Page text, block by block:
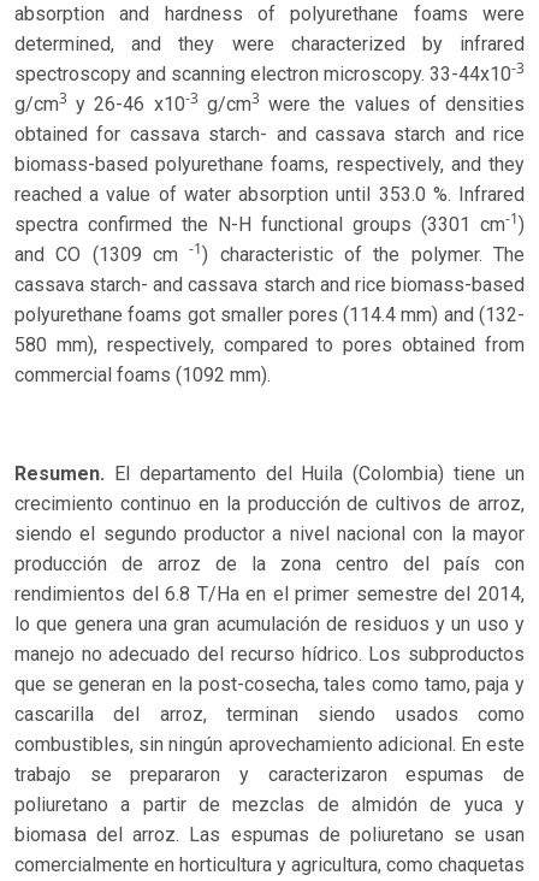
absorption and hardness of polyurethane foams were
determined, and they were characterized by infrared
spectroscopy and scanning electron microscopy. 33-44x10-3
g/cm3 y 26-46 x10-3g/cm3were the values of densities
obtained for cassava starch- and cassava starch and rice
biomass-based polyurethane foams, respectively, and they
reached a value of water absorption until 353.0 %. Infrared
spectra confirmed the N-H functional groups (3301 cm-1)
and CO (1309 cm-1) characteristic of the polymer. The
cassava starch- and cassava starch and rice biomass-based
polyurethane foams got smaller pores (114.4 mm) and (132-
580 mm), respectively, compared to pores obtained from
commercial foams (1092 mm).
Resumen. El departamento del Huila (Colombia) tiene un
crecimiento continuo en la producción de cultivos de arroz,
siendo el segundo productor a nivel nacional con la mayor
producción de arroz de la zona centro del país con
rendimientos del 6.8 T/Ha en el primer semestre del 2014,
lo que genera una gran acumulación de residuos y un uso y
manejo no adecuado del recurso hídrico. Los subproductos
que se generan en la post-cosecha, tales como tamo, paja y
cascarilla del arroz, terminan siendo usados como
combustibles, sin ningún aprovechamiento adicional. En este
trabajo se prepararon y caracterizaron espumas de
poliuretano a partir de mezclas de almidón de yuca y
biomasa del arroz. Las espumas de poliuretano se usan
comercialmente en horticultura y agricultura, como chaquetas